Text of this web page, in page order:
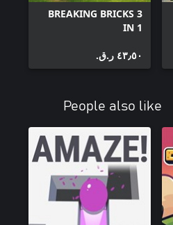
BREAKING BRICKS 3
IN 1
٤٣٫٥٠ ر.ق.‏
People also like